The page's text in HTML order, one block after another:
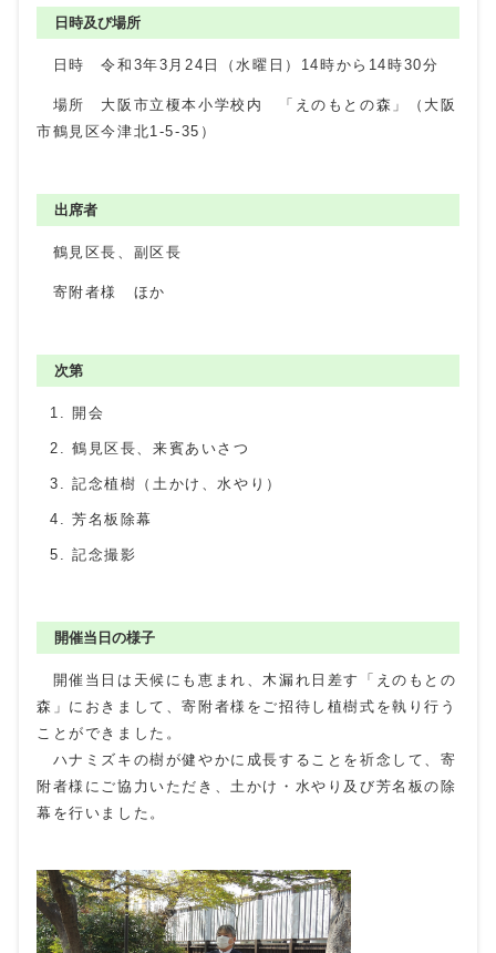
日時及び場所
日時 令和3年3月24日（水曜日）14時から14時30分
場所 大阪市立榎本小学校内 「えのもとの森」（大阪
市鶴見区今津北1-5-35）
出席者
鶴見区長、副区長
寄附者様 ほか
次第
開会
鶴見区長、来賓あいさつ
記念植樹（土かけ、水やり）
芳名板除幕
記念撮影
開催当日の様子
開催当日は天候にも恵まれ、木漏れ日差す「えのもとの
森」におきまして、寄附者様をご招待し植樹式を執り行う
ことができました。
ハナミズキの樹が健やかに成長することを祈念して、寄
附者様にご協力いただき、土かけ・水やり及び芳名板の除
幕を行いました。